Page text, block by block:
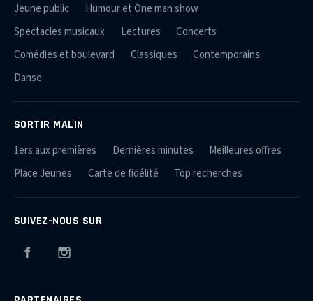
Jeune public
Humour et One man show
Spectacles musicaux
Lectures
Concerts
Comédies et boulevard
Classiques
Contemporains
Danse
SORTIR MALIN
1ers aux premières Dernières minutes
Meilleures offres
Place Jeunes
Carte de fidélité Top recherches
SUIVEZ-NOUS SUR
Facebook